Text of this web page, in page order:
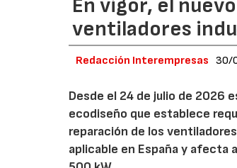
En vigor, el
ventiladores
Redacción Interempresas 30/
Desde el 24 de julio de 2026
ecodiseño que establece
reparación de los
aplicable en España y